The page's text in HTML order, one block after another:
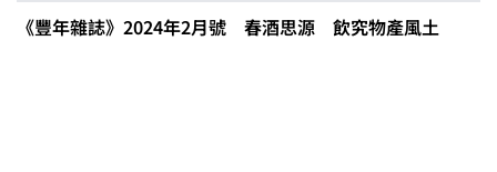
《豐年雜誌》2024年2月號 春酒思源 飲究物產風土